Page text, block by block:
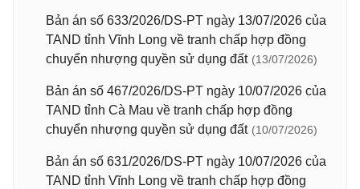
Bản án số 633/2026/DS-PT ngày 13/07/2026 của
TAND tỉnh Vĩnh Long về tranh chấp hợp đồng
chuyển nhượng quyền sử dụng đất (13/07/2026)
Bản án số 467/2026/DS-PT ngày 10/07/2026 của
TAND tỉnh Cà Mau về tranh chấp hợp đồng
chuyển nhượng quyền sử dụng đất (10/07/2026)
Bản án số 631/2026/DS-PT ngày 10/07/2026 của
TAND tỉnh Vĩnh Long về tranh chấp hợp đồng